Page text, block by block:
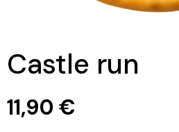
Castle run
11,90 €